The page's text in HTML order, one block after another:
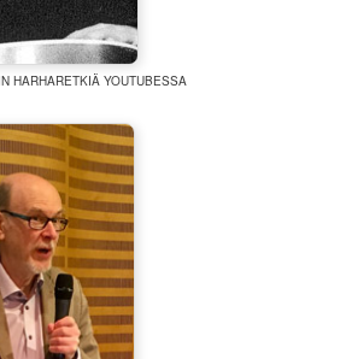
HARHARETKIÄ YOUTUBESSA